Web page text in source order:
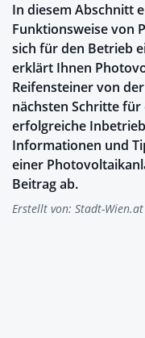
In diesem Abschnitt
Funktionsweise von
sich für den Betrieb
erklärt Ihnen
Reifensteiner von
nächsten Schritte
erfolgreiche
Informationen und
einer
Beitrag ab.
Erstellt von: Stadt-